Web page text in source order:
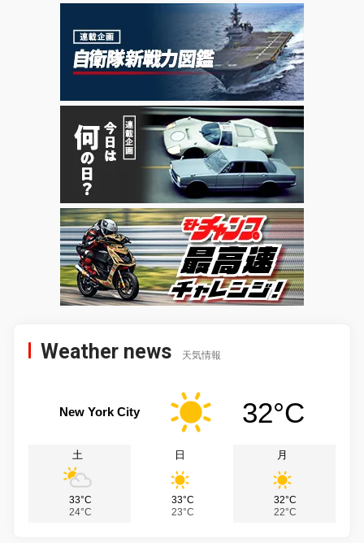
Weather news 天気情報
New York City 32°C
土
33°C
24°C
日
33°C
23°C
月
32°C
22°C